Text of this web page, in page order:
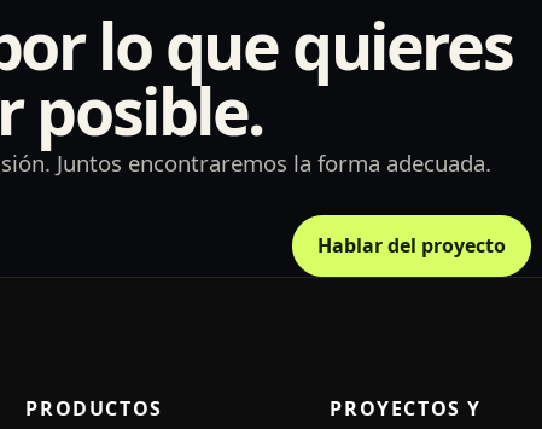
lo que quieres
posible.
Juntos encontraremos la forma adecuada.
Hablar del proyecto
PRODUCTOS
PROYECTOS Y